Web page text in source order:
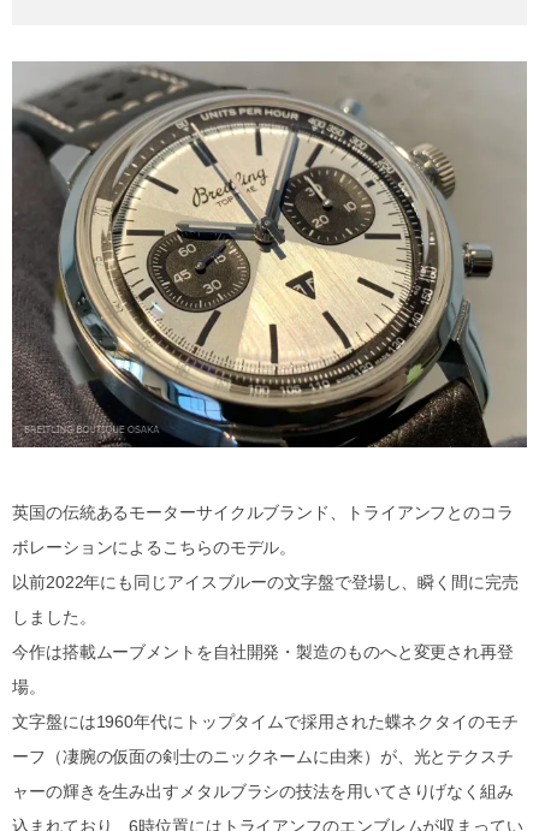
英国の伝統あるモーターサイクルブランド、トライアンフとのコラ
ボレーションによるこちらのモデル。
以前2022年にも同じアイスブルーの文字盤で登場し、瞬く間に完売
しました。
今作は搭載ムーブメントを自社開発・製造のものへと変更され再登
場。
文字盤には1960年代にトップタイムで採用された蝶ネクタイのモチ
ーフ（凄腕の仮面の剣士のニックネームに由来）が、光とテクスチ
ャーの輝きを生み出すメタルブラシの技法を用いてさりげなく組み
込まれており、6時位置にはトライアンフのエンブレムが収まってい